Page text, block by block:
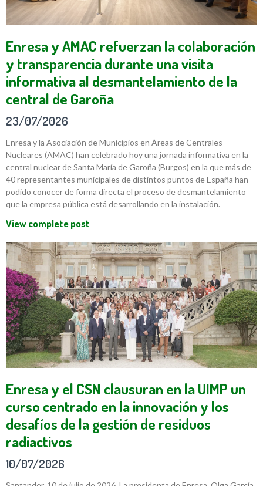
Enresa y AMAC refuerzan la colaboración
y transparencia durante una visita
informativa al desmantelamiento de la
central de Garoña
23/07/2026
Enresa y la Asociación de Municipios en Áreas de Centrales
Nucleares (AMAC) han celebrado hoy una jornada informativa en la
central nuclear de Santa María de Garoña (Burgos) en la que más de
40 representantes municipales de distintos puntos de España han
podido conocer de forma directa el proceso de desmantelamiento
que la empresa pública está desarrollando en la instalación.
View complete post
Enresa y el CSN clausuran en la UIMP un
curso centrado en la innovación y los
desafíos de la gestión de residuos
radiactivos
10/07/2026